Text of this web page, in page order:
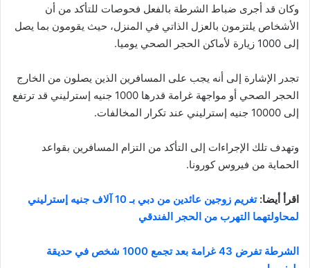
وكان قد أجرى ضباط الشرطة بالفعل فحوصات للتأكد من أن
الأشخاص يلتزمون بالعزل الذاتي في المنزل، حيث يقومون بما يصل
إلى 1000 زيارة لأماكن الحجر الصحي يوميا.
تجدر الإشارة إلى أنه يجب على المسافرين الذين يصلون من الخارج
الحجر الصحي أو مواجهة غرامة قدرها 1000 جنيه إسترليني قد ترتفع
إلى 10000 جنيه إسترليني عند تكرار المخالفات.
وتهدف تلك الإجراءات إلى التأكد من التزام المسافرين بقواعد
الحماية من فيروس كورونا.
اقرأ أيضا:
تغريم زوجين عائدين من دبي بـ 10 آلاف جنيه إسترليني
لمحاولتهما التهرب من الحجر الفندقي
الشرطة تفرض 43 غرامة بعد تجمع 1000 شخص في حديقة